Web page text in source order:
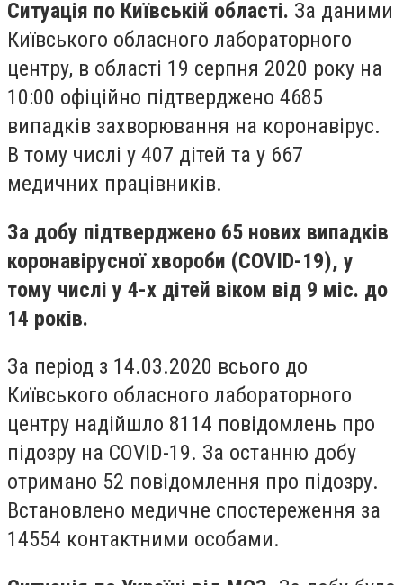
Ситуація по Київській області. За даними
Київського обласного лабораторного
центру, в області 19 серпня 2020 року на
10:00 офіційно підтверджено 4685
випадків захворювання на коронавірус.
В тому числі у 407 дітей та у 667
медичних працівників.
За добу підтверджено 65 нових випадків
коронавірусної хвороби (COVID-19), у
тому числі у 4-х дітей віком від 9 міс. до
14 років.
За період з 14.03.2020 всього до
Київського обласного лабораторного
центру надійшло 8114 повідомлень про
підозру на COVID-19. За останню добу
отримано 52 повідомлення про підозру.
Встановлено медичне спостереження за
14554 контактними особами.